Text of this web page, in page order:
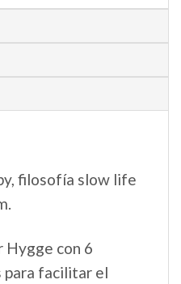
filosofía slow life
Hygge con 6
para facilitar el